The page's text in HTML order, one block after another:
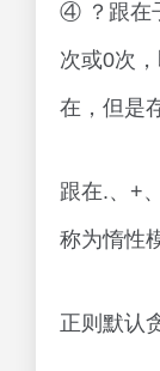
④ ？跟在
次或0次
在，但是
跟在.、+
称为惰性
正则默认